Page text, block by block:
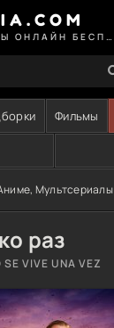
Фильмы
Мультсериалы
раз
SE VIVE UNA VEZ